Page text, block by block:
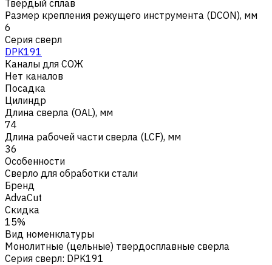
Твердый сплав
Размер крепления режущего инструмента (DCON), мм
6
Серия сверл
DPK191
Каналы для СОЖ
Нет каналов
Посадка
Цилиндр
Длина сверла (OAL), мм
74
Длина рабочей части сверла (LCF), мм
36
Особенности
Сверло для обработки стали
Бренд
AdvaCut
Скидка
15%
Вид номенклатуры
Монолитные (цельные) твердосплавные сверла
Серия сверл: DPK191